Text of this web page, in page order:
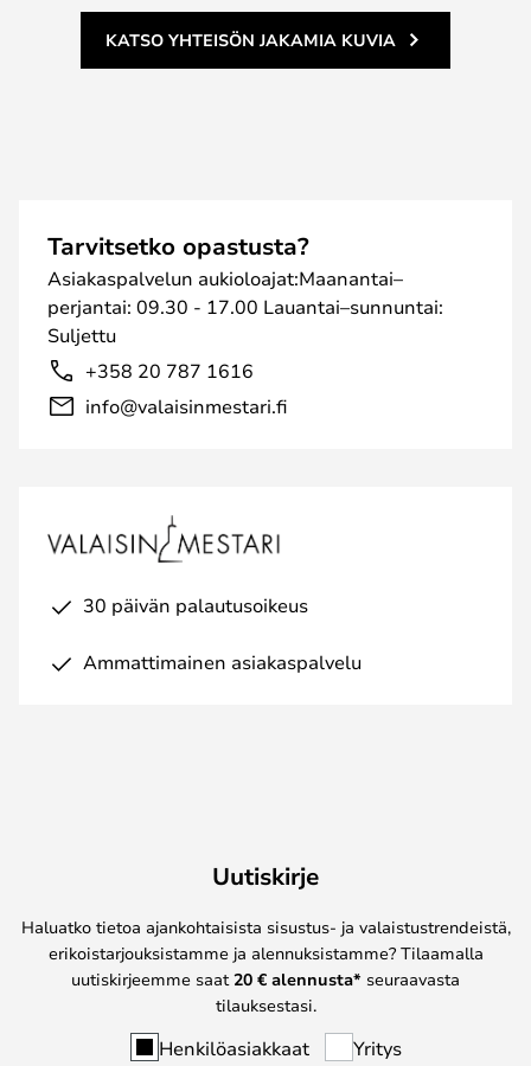
KATSO YHTEISÖN JAKAMIA KUVIA
Tarvitsetko opastusta?
Asiakaspalvelun aukioloajat:Maanantai–
perjantai: 09.30 - 17.00 Lauantai–sunnuntai:
Suljettu
+358 20 787 1616
info@valaisinmestari.fi
30 päivän palautusoikeus
Ammattimainen asiakaspalvelu
Uutiskirje
Haluatko tietoa ajankohtaisista sisustus- ja valaistustrendeistä,
erikoistarjouksistamme ja alennuksistamme? Tilaamalla
uutiskirjeemme saat 20 € alennusta* seuraavasta
tilauksestasi.
Henkilöasiakkaat Yritys